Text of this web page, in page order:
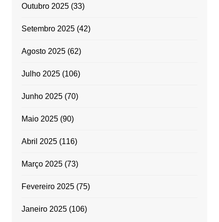
Outubro 2025(33)
Setembro 2025(42)
Agosto 2025(62)
Julho 2025(106)
Junho 2025(70)
Maio 2025(90)
Abril 2025(116)
Março 2025(73)
Fevereiro 2025(75)
Janeiro 2025(106)